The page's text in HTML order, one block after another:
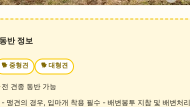
반 정보
🐕 중형견 🐕 대형견
전 견종 동반 가능
- 맹견의 경우, 입마개 착용 필수 - 배변봉투 지참 및 배변처리